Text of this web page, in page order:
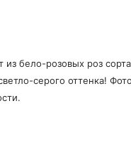
из бело-розовых роз
серого оттенка!